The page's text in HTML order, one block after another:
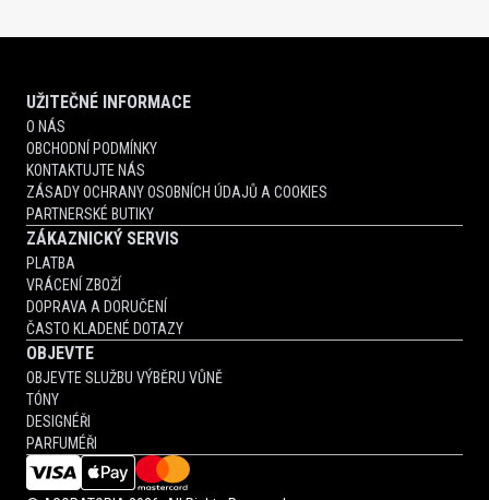
UŽITEČNÉ INFORMACE
O NÁS
OBCHODNÍ PODMÍNKY
KONTAKTUJTE NÁS
ZÁSADY OCHRANY OSOBNÍCH ÚDAJŮ A COOKIES
PARTNERSKÉ BUTIKY
ZÁKAZNICKÝ SERVIS
PLATBA
VRÁCENÍ ZBOŽÍ
DOPRAVA A DORUČENÍ
ČASTO KLADENÉ DOTAZY
OBJEVTE
OBJEVTE SLUŽBU VÝBĚRU VŮNĚ
TÓNY
DESIGNÉŘI
PARFUMÉŘI